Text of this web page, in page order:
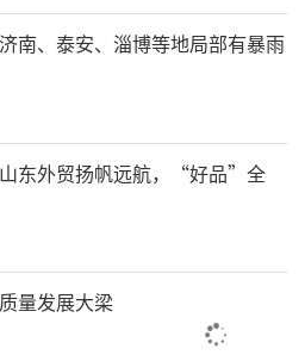
南、泰安、淄博等地局部有暴雨
东外贸扬帆远航，“好品”全
量发展大梁